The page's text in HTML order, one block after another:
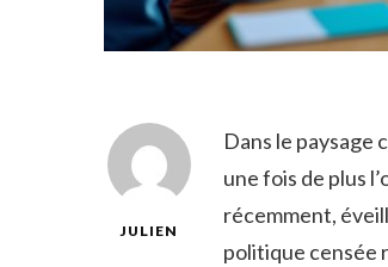
JULIEN
Dans le paysage
une fois de plus
récemment,
politique censée